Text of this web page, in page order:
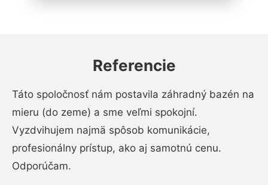
Referencie
Táto spoločnosť nám postavila záhradný bazén na
mieru (do zeme) a sme veľmi spokojní.
Vyzdvihujem najmä spôsob komunikácie,
profesionálny prístup, ako aj samotnú cenu.
Odporúčam.